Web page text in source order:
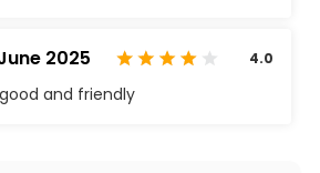
2025 4.0
and friendly